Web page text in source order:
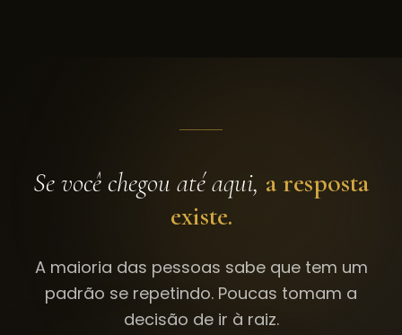
Se você chegou até aqui, a resposta
existe.
A maioria das pessoas sabe que tem um
padrão se repetindo. Poucas tomam a
decisão de ir à raiz.